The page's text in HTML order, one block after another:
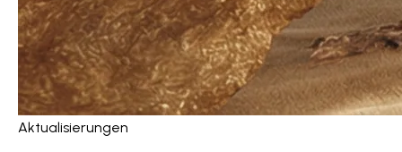
Aktualisierungen